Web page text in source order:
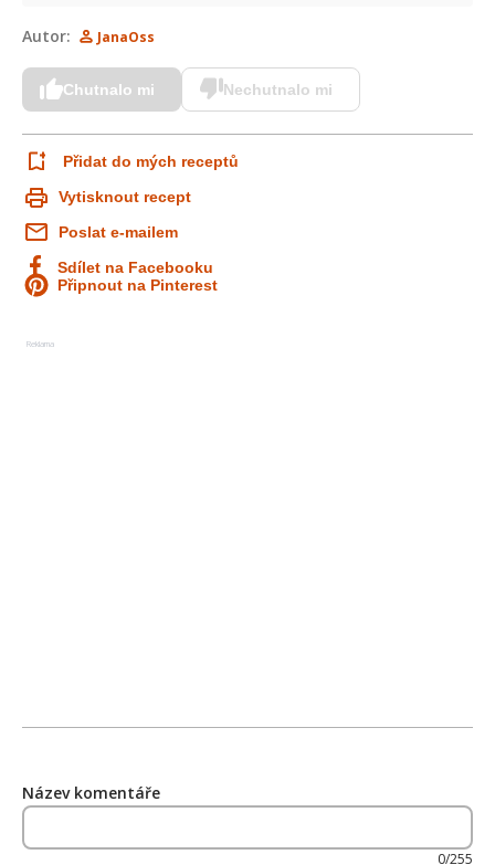
Autor: JanaOss
Chutnalo mi Nechutnalo mi
Přidat do mých receptů
Vytisknout recept
Poslat e-mailem
Sdílet na Facebooku
Připnout na Pinterest
Reklama
Název komentáře
0/255